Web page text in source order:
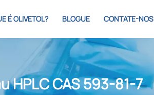
É OLIVETOL? BLOGUE CONTATE-NOS
HPLC CAS 593-81-7